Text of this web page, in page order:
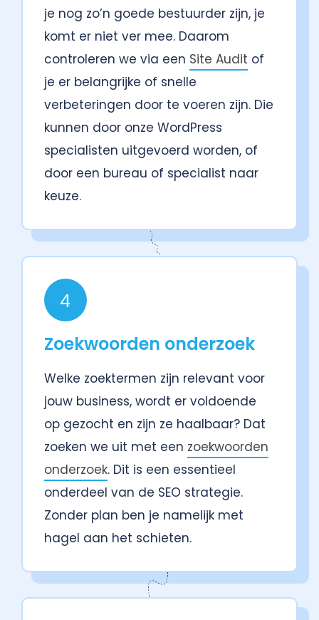
je nog zo’n goede bestuurder zijn, je
komt er niet ver mee. Daarom
controleren we via een Site Audit of
je er belangrijke of snelle
verbeteringen door te voeren zijn. Die
kunnen door onze WordPress
specialisten uitgevoerd worden, of
door een bureau of specialist naar
keuze.
4
Zoekwoorden onderzoek
Welke zoektermen zijn relevant voor
jouw business, wordt er voldoende
op gezocht en zijn ze haalbaar? Dat
zoeken we uit met een zoekwoorden
onderzoek. Dit is een essentieel
onderdeel van de SEO strategie.
Zonder plan ben je namelijk met
hagel aan het schieten.